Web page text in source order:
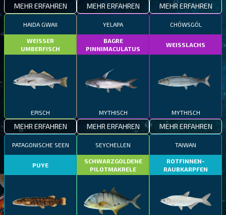
MEHR ERFAHREN MEHR ERFAHREN MEHR ERFAHREN
HAIDA GWAII
WEISSER
UMBERFISCH
EPISCH
MEHR ERFAHREN
YELAPA
BAGRE
PINNIMACULATUS
MYTHISCH
MEHR ERFAHREN
CHÖWSGÖL
WEISSLACHS
MYTHISCH
MEHR ERFAHREN
PATAGONISCHE SEEN
PUYE
SEYCHELLEN
SCHWARZGOLDENE
PILOTMAKRELE
TAIWAN
ROTFINNEN-
RAUBKARPFEN